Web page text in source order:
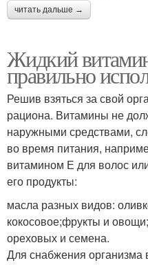
читать дальше →
Жидкий
правильно
Решив взяться за свой
рациона. Витамины не
наружными средствами,
во время питания,
витамином Е для волос
его продукты:
масла разных видов:
кокосовое;фрукты и
ореховых и семена.
Для снабжения